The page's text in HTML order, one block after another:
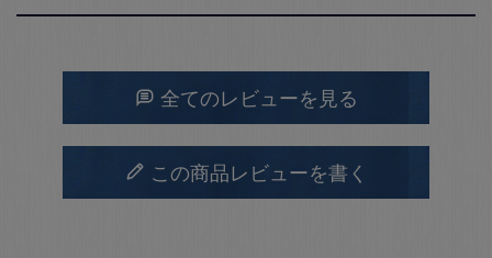
全てのレビューを見る
この商品レビューを書く